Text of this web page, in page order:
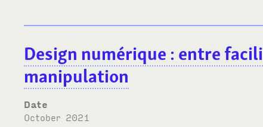
Design numérique : entre
manipulation
Date
October 2021